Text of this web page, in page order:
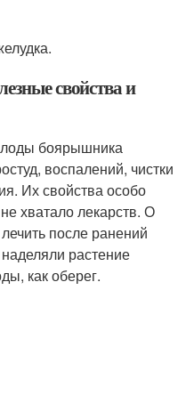
свойства и
боярышника
воспалений, чистки
Их свойства особо
хватало лекарств. О
после ранений
растение
как оберег.